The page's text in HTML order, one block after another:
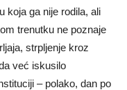
koja ga nije rodila, ali
trenutku ne poznaje
strpljenje kroz
već iskusilo
– polako, dan po